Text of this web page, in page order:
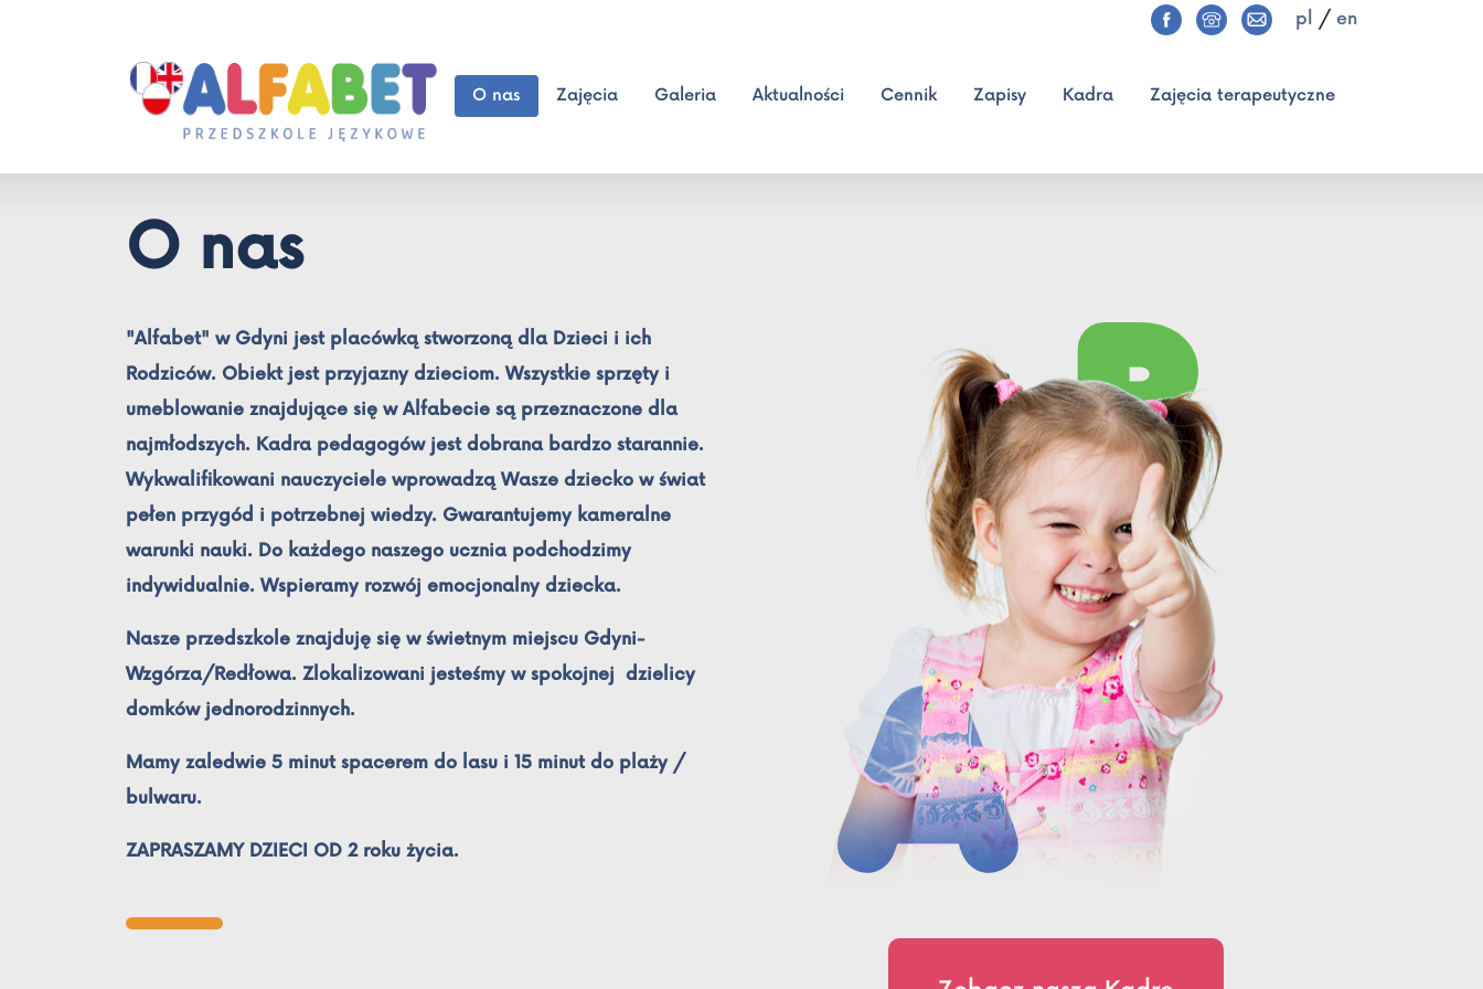
pl / en
O nas Zajęcia Galeria Aktualności Cennik Zapisy Kadra Zajęcia terapeutyczne
O nas
"Alfabet" w Gdyni jest placówką stworzoną dla Dzieci i ich
Rodziców. Obiekt jest przyjazny dzieciom. Wszystkie sprzęty i
umeblowanie znajdujące się w Alfabecie są przeznaczone dla
najmłodszych. Kadra pedagogów jest dobrana bardzo starannie.
Wykwalifikowani nauczyciele wprowadzą Wasze dziecko w świat
pełen przygód i potrzebnej wiedzy. Gwarantujemy kameralne
warunki nauki. Do każdego naszego ucznia podchodzimy
indywidualnie. Wspieramy rozwój emocjonalny dziecka.
Nasze przedszkole znajduję się w świetnym miejscu Gdyni-
Wzgórza/Redłowa. Zlokalizowani jesteśmy w spokojnej dzielicy
domków jednorodzinnych.
Mamy zaledwie 5 minut spacerem do lasu i 15 minut do plaży /
bulwaru.
ZAPRASZAMY DZIECI OD 2 roku życia.